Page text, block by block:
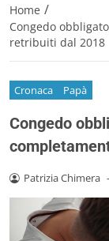
Home /
Congedo
retribuiti dal 2018
Cronaca Papà
Congedo
Patrizia Chimera -